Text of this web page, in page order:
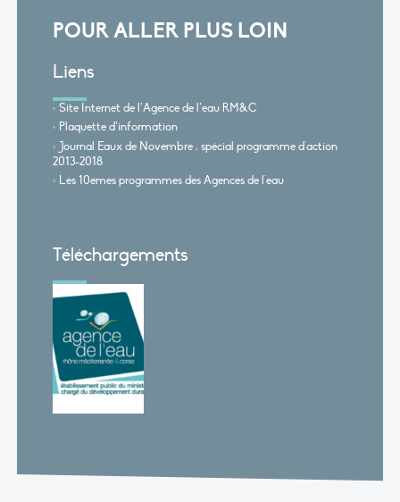
POUR ALLER PLUS LOIN
Liens
Site Internet de l’Agence de l’eau RM&C
Plaquette d’information
Journal Eaux de Novembre : spécial programme d'action
2013-2018
Les 10emes programmes des Agences de l'eau
Téléchargements